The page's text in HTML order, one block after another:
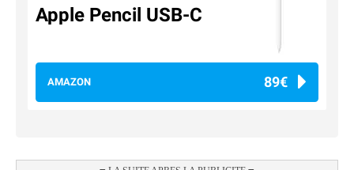
Apple Pencil USB-C
AMAZON 89€